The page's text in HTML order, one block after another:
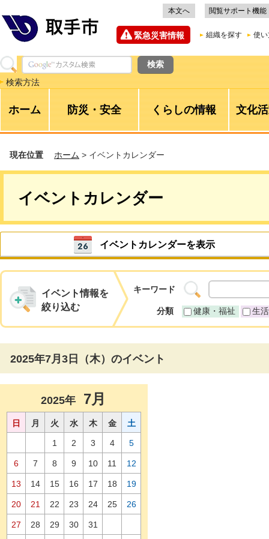
本文へ 閲覧サポート機能
緊急災害情報 組織を探す 使
検索方法
ホーム 防災・安全 くらしの情報 文化
現在位置 ホーム > イベントカレンダー
イベントカレンダー
イベントカレンダーを表示
イベント情報を
絞り込む
キーワード
分類 健康・福祉 生活
2025年7月3日（木）のイベント
2025年 7月
日 月 火 水 木 金 土
1 2 3 4 5
6 7 8 9 10 11 12
13 14 15 16 17 18 19
20 21 22 23 24 25 26
27 28 29 30 31